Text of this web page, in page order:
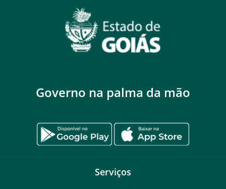
Governo na palma da mão
Serviços